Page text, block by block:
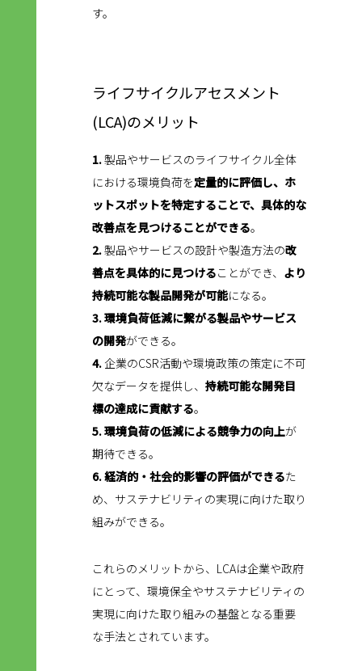
す。
ライフサイクルアセスメント
(LCA)のメリット
1.製品やサービスのライフサイクル全体
における環境負荷を定量的に評価し、ホ
ットスポットを特定することで、具体的な
改善点を見つけることができる。
2.製品やサービスの設計や製造方法の改
善点を具体的に見つけることができ、 より
持続可能な製品開発が可能になる。
3. 環境負荷低減に繋がる製品やサービス
の開発ができる。
4. 企業のCSR活動や環境政策の策定に不可
欠なデータを提供し、 持続可能な開発目
標の達成に貢献する。
5. 環境負荷の低減による競争力の向上が
期待できる。
6. 経済的・社会的影響の評価ができるた
め、サステナビリティの実現に向けた取り
組みができる。
これらのメリットから、LCAは企業や政府
にとって、環境保全やサステナビリティの
実現に向けた取り組みの基盤となる重要
な手法とされています。